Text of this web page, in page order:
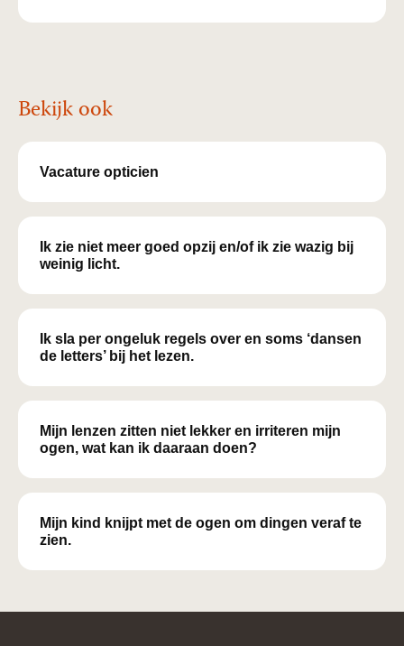
Bekijk ook
Vacature opticien
Ik zie niet meer goed opzij en/of ik zie wazig bij
weinig licht.
Ik sla per ongeluk regels over en soms ‘dansen
de letters’ bij het lezen.
Mijn lenzen zitten niet lekker en irriteren mijn
ogen, wat kan ik daaraan doen?
Mijn kind knijpt met de ogen om dingen veraf te
zien.